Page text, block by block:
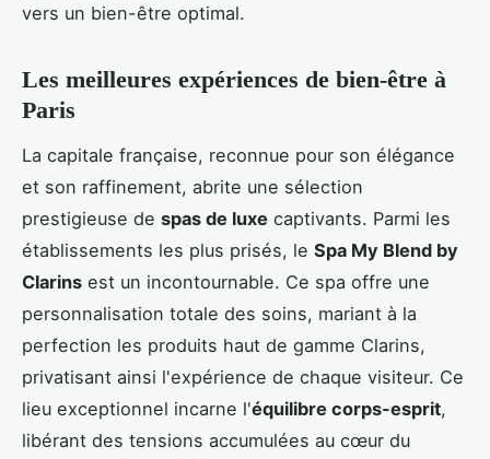
vers un bien-être optimal.
Les meilleures expériences de bien-être à
Paris
La capitale française, reconnue pour son élégance
et son raffinement, abrite une sélection
prestigieuse de spas de luxe captivants. Parmi les
établissements les plus prisés, le Spa My Blend by
Clarins est un incontournable. Ce spa offre une
personnalisation totale des soins, mariant à la
perfection les produits haut de gamme Clarins,
privatisant ainsi l'expérience de chaque visiteur. Ce
lieu exceptionnel incarne l'équilibre corps-esprit,
libérant des tensions accumulées au cœur du